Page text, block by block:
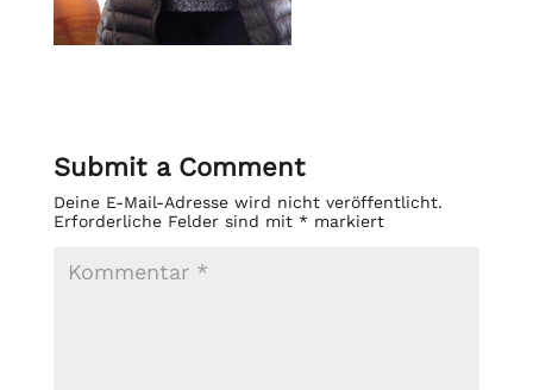
Submit a Comment
Deine E-Mail-Adresse wird nicht veröffentlicht.
Erforderliche Felder sind mit *markiert